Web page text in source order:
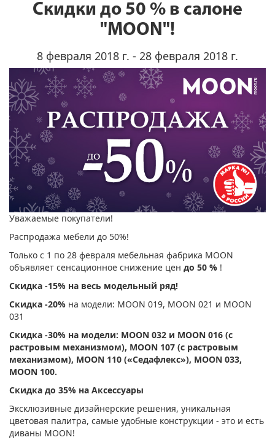
Скидки до 50 % в салоне
"MOON"!
8 февраля 2018 г. - 28 февраля 2018 г.
Уважаемые покупатели!
Распродажа мебели до 50%!
Только с 1 по 28 февраля мебельная фабрика MOON
объявляет сенсационное снижение цен до 50 % !
Скидка -15% на весь модельный ряд!
Скидка -20% на модели: MOON 019, MOON 021 и MOON
031
Cкидка -30% на модели: MOON 032 и MOON 016 (с
растровым механизмом), MOON 107 (с растровым
механизмом), MOON 110 («Седафлекс»), MOON 033,
MOON 100.
Скидка до 35% на Аксессуары
Эксклюзивные дизайнерские решения, уникальная
цветовая палитра, самые удобные конструкции - это и есть
диваны MOON!